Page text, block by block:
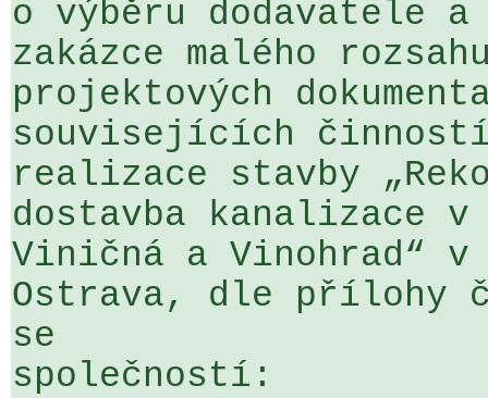
o výběru dodavatele
zakázce malého
projektových
souvisejících
realizace stavby
dostavba kanalizace
Viničná a Vinohrad“
Ostrava, dle přílohy
se
společností: